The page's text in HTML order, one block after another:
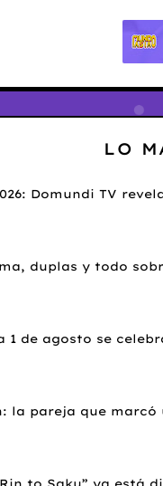
LO
Domundi TV
duplas y todo
1 de agosto se
la pareja que
to Saku” ya está